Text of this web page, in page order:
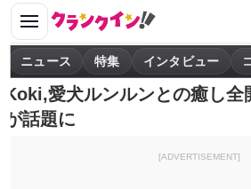
ニュース 特集 インタビュー
Koki,愛犬ルンルンとの癒し全
が話題に
[ADVERTISEMENT]